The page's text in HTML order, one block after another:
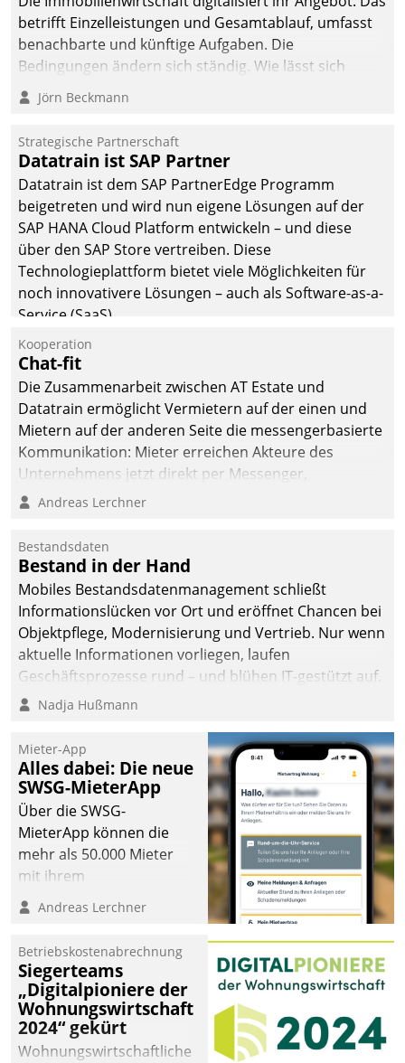
betrifft Einzelleistungen und Gesamtablauf, umfasst
benachbarte und künftige Aufgaben. Die
Bedingungen ändern sich ständig. Wie lässt sich
technisch die Kontrolle wahren und zugleich Freiraum
fürs Wachsen öffnen?
Jörn Beckmann
Strategische Partnerschaft
Datatrain ist SAP Partner
Datatrain ist dem SAP PartnerEdge Programm
beigetreten und wird nun eigene Lösungen auf der
SAP HANA Cloud Platform entwickeln – und diese
über den SAP Store vertreiben. Diese
Technologieplattform bietet viele Möglichkeiten für
noch innovativere Lösungen – auch als Software-as-a-
Service (SaaS).
Kooperation
Chat-fit
Die Zusammenarbeit zwischen AT Estate und
Datatrain ermöglicht Vermietern auf der einen und
Mietern auf der anderen Seite die messengerbasierte
Kommunikation: Mieter erreichen Akteure des
Unternehmens jetzt direkt per Messenger,
Mitarbeiter oder Dienstleister empfangen oder
Andreas Lerchner
Bestandsdaten
Bestand in der Hand
Mobiles Bestandsdatenmanagement schließt
Informationslücken vor Ort und eröffnet Chancen bei
Objektpflege, Modernisierung und Vertrieb. Nur wenn
aktuelle Informationen vorliegen, laufen
Geschäftsprozesse rund – und blühen IT-gestützt auf.
Nadja Hußmann
Mieter-App
Alles dabei: Die neue
SWSG-MieterApp
Über die SWSG-
MieterApp können die
mehr als 50.000 Mieter
mit ihrem
Wohnungsunternehmen
kommunizieren, auf dem
einsehen und ändern
oder
Schadensmeldungen
abgeben – rund um die
Uhr.
Andreas Lerchner
Betriebskostenabrechnung
Siegerteams
„Digitalpioniere der
Wohnungswirtschaft
2024“ gekürt
Wohnungswirtschaftliche